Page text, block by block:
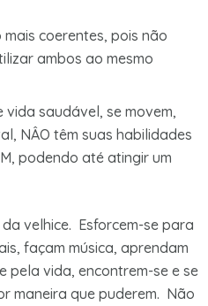
coerentes, pois não
ambos ao mesmo
saudável, se movem,
NÂO têm suas habilidades
podendo até atingir um
velhice. Esforcem-se para
façam música, aprendam
pela vida, encontrem-se e se
maneira que puderem. Não